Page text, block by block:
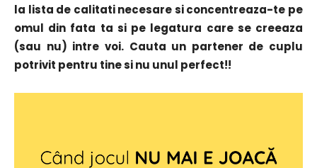
la lista de calitati necesare si concentreaza-te pe
omul din fata ta si pe legatura care se creeaza
(sau nu) intre voi. Cauta un partener de cuplu
potrivit pentru tine si nu unul perfect!!